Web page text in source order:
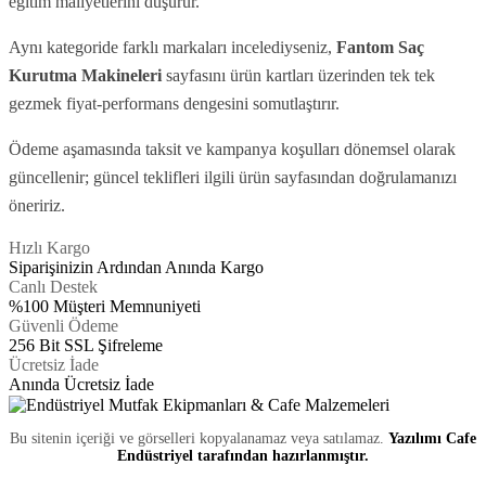
Aynı kategoride farklı markaları incelediyseniz, Fantom Saç
Kurutma Makineleri sayfasını ürün kartları üzerinden tek tek
gezmek fiyat-performans dengesini somutlaştırır.
Ödeme aşamasında taksit ve kampanya koşulları dönemsel olarak
güncellenir; güncel teklifleri ilgili ürün sayfasından doğrulamanızı
öneririz.
Hızlı Kargo
Siparişinizin Ardından Anında Kargo
Canlı Destek
%100 Müşteri Memnuniyeti
Güvenli Ödeme
256 Bit SSL Şifreleme
Ücretsiz İade
Anında Ücretsiz İade
Bu sitenin içeriği ve görselleri kopyalanamaz veya satılamaz. Yazılımı Cafe
Endüstriyel tarafından hazırlanmıştır.